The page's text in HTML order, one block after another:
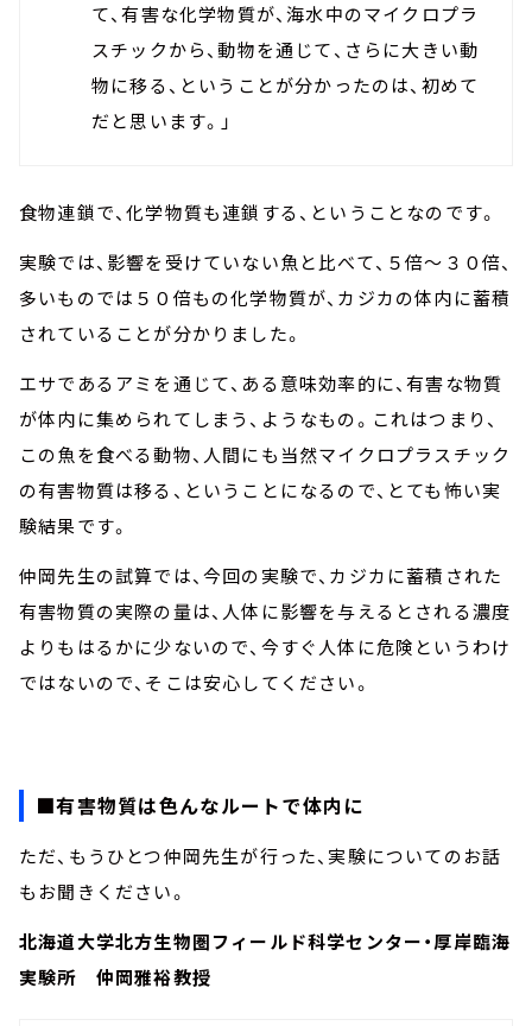
て、有害な化学物質が、海水中のマイクロプラ
スチックから、動物を通じて、さらに大きい動
物に移る、ということが分かったのは、初めて
だと思います。」
食物連鎖で、化学物質も連鎖する、ということなのです。
実験では、影響を受けていない魚と比べて、５倍～３０倍、
多いものでは５０倍もの化学物質が、カジカの体内に蓄積
されていることが分かりました。
エサであるアミを通じて、ある意味効率的に、有害な物質
が体内に集められてしまう、ようなもの。これはつまり、
この魚を食べる動物、人間にも当然マイクロプラスチック
の有害物質は移る、ということになるので、とても怖い実
験結果です。
仲岡先生の試算では、今回の実験で、カジカに蓄積された
有害物質の実際の量は、人体に影響を与えるとされる濃度
よりもはるかに少ないので、今すぐ人体に危険というわけ
ではないので、そこは安心してください。
■有害物質は色んなルートで体内に
ただ、もうひとつ仲岡先生が行った、実験についてのお話
もお聞きください。
北海道大学北方生物圏フィールド科学センター・厚岸臨海
実験所 仲岡雅裕教授